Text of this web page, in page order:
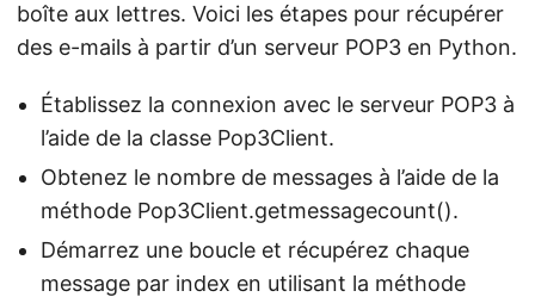
boîte aux lettres. Voici les étapes pour récupérer
des e-mails à partir d’un serveur POP3 en Python.
Établissez la connexion avec le serveur POP3 à
l’aide de la classe Pop3Client.
Obtenez le nombre de messages à l’aide de la
méthode Pop3Client.getmessagecount().
Démarrez une boucle et récupérez chaque
message par index en utilisant la méthode